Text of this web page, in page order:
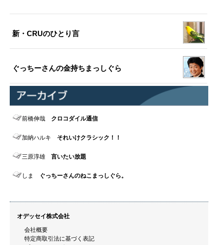
新・CRUのひとり言
ぐっちーさんの金持ちまっしぐら
前橋伸哉 クロコダイル通信
加納ハルキ それいけクラシック！！
三原淳雄 言いたい放題
しま ぐっちーさんのねこまっしぐら。
オデッセイ株式会社
会社概要
特定商取引法に基づく表記